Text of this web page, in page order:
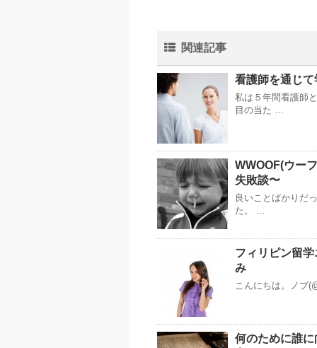
関連記事
看護師を通じ
私は５年間看護師
目の当た …
WWOOF(ウー
失敗談〜
良いことばかりだ
た。 …
フィリピン留
み
こんにちは。ノブ
何のために誰